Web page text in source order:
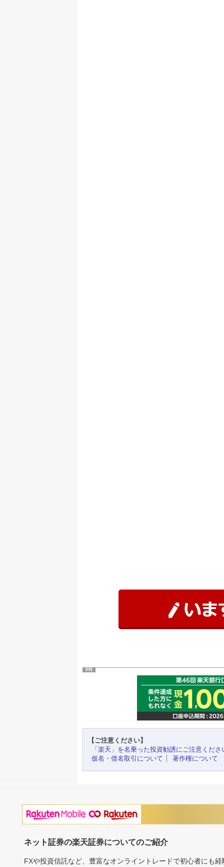
PR
【ご注意ください】
「楽天」を名乗った投資勧誘にご注意くださ
仮名・借名取引について
著作権について
ネット証券の楽天証券についてのご紹介
FXや投資信託など、豊富なオンライントレードで初心者にも